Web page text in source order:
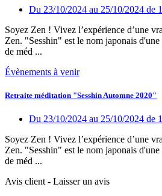
Du 23/10/2024 au 25/10/2024 de
Soyez Zen ! Vivez l’expérience d’une
Zen. "Sesshin" est le nom japonais
de méd ...
Évènements à venir
Retraite méditation "Sesshin Automne 2020"
Du 23/10/2024 au 25/10/2024 de
Soyez Zen ! Vivez l’expérience d’une
Zen. "Sesshin" est le nom japonais
de méd ...
Avis client - Laisser un avis